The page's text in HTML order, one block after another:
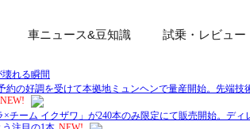
車ニュース&豆知識 試乗・レビュー